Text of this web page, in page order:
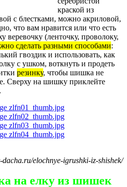
краской из
с блестками, можно акриловой,
что вам нравится или что есть
веревочку (ленточку, проволоку,
сделать разными способами:
гвоздик и использовать, как
с ушком, воткнуть и продеть
резинку, чтобы шишка не
Сверху на шишку приклейте
elochnye-igrushki-iz-shishek/
на елку из шишек